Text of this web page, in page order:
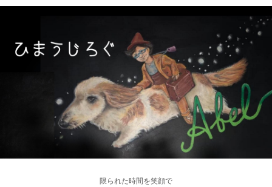
限られた時間を笑顔で